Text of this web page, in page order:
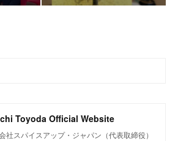
Toyoda Official Website
社スパイスアップ・ジャパン（代表取締役）